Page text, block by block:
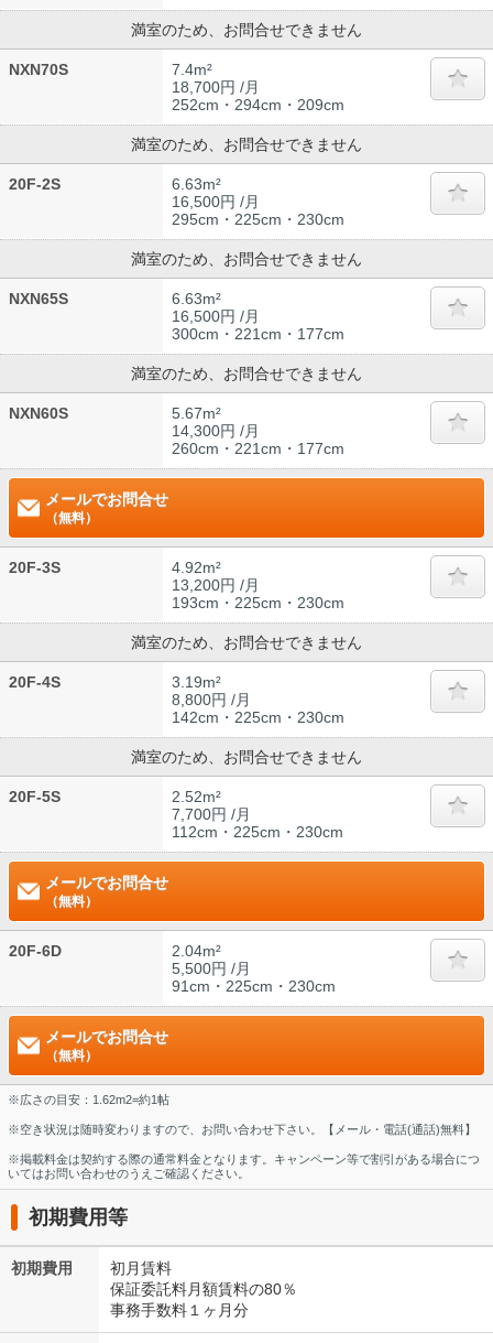
満室のため、お問合せできません
NXN70S
7.4m²
18,700円 /月
252cm・294cm・209cm
満室のため、お問合せできません
20F-2S
6.63m²
16,500円 /月
295cm・225cm・230cm
満室のため、お問合せできません
NXN65S
6.63m²
16,500円 /月
300cm・221cm・177cm
満室のため、お問合せできません
NXN60S
5.67m²
14,300円 /月
260cm・221cm・177cm
メールでお問合せ
（無料）
20F-3S
4.92m²
13,200円 /月
193cm・225cm・230cm
満室のため、お問合せできません
20F-4S
3.19m²
8,800円 /月
142cm・225cm・230cm
満室のため、お問合せできません
20F-5S
2.52m²
7,700円 /月
112cm・225cm・230cm
メールでお問合せ
（無料）
20F-6D
2.04m²
5,500円 /月
91cm・225cm・230cm
メールでお問合せ
（無料）
※広さの目安：1.62m2=約1帖
※空き状況は随時変わりますので、お問い合わせ下さい。【メール・電話(通話)無料】
※掲載料金は契約する際の通常料金となります。キャンペーン等で割引がある場合につ
いてはお問い合わせのうえご確認ください。
初期費用等
初期費用
初月賃料
保証委託料月額賃料の80％
事務手数料１ヶ月分